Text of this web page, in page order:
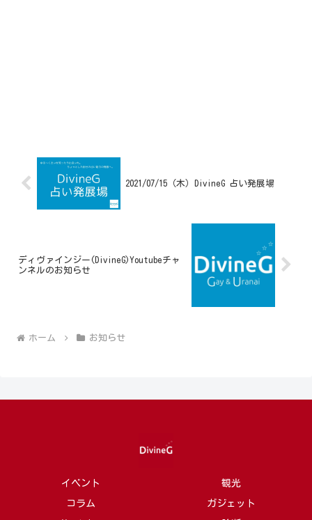
2021/07/15（木）DivineG 占い発展場
ディヴァインジー(DivineG)Youtubeチャ
ンネルのお知らせ
ホーム お知らせ
イベント 観光
コラム ガジェット